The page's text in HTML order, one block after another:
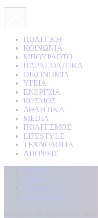
ΠΟΛΙΤΙΚΗ
ΚΟΙΝΩΝΙΑ
ΜΠΟΥΡΛΟΤΟ
ΠΑΡΑΠΟΛΙΤΙΚΑ
ΟΙΚΟΝΟΜΙΑ
ΥΓΕΙΑ
ΕΝΕΡΓΕΙΑ
ΚΟΣΜΟΣ
ΑΘΛΗΤΙΚΑ
MEDIA
ΠΟΛΙΤΙΣΜΟΣ
LIFESTYLE
ΤΕΧΝΟΛΟΓΙΑ
ΑΠΟΨΕΙΣ
Αρχική
Kontra Live
Καταγγελίες
Επικοινωνία